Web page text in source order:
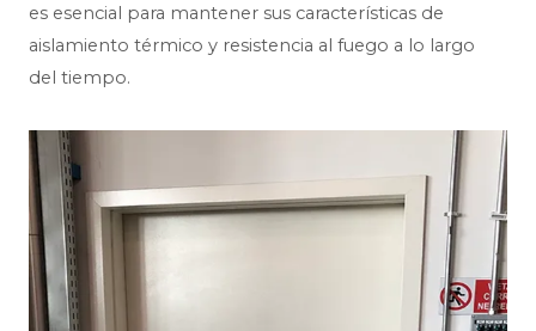
es esencial para mantener sus características de
aislamiento térmico y resistencia al fuego a lo largo
del tiempo.